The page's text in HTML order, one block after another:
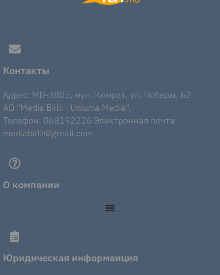
Контакты
Адрес: MD-3805, мун. Комрат, ул. Победы, 62.
AO "Media Birlii - Uniunia Media".
Телефон: 068192226 Электронная почта:
mediabirlii@gmail.com
О компании
Юридическая информаиция